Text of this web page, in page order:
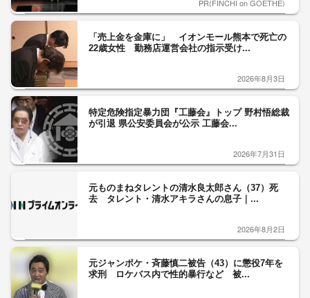
PR(FINCHI on GOETHE)
「売上金を金庫に」 イオンモール熊本で死亡の
22歳女性 勤務店運営会社の指示受け...
2026年8月3日
特定危険指定暴力団『工藤会』トップ 野村悟総裁
が引退 県公安委員会が公示 工藤会...
2026年7月31日
元ものまねタレントの清水良太郎さん（37）死
去 タレント・清水アキラさんの息子｜...
2026年8月2日
元ジャンポケ・斉藤慎二被告（43）に懲役7年を
求刑 ロケバス内で性的暴行など 被...